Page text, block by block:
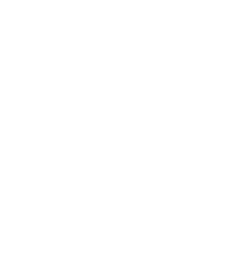
experiencia
usuarios de
23 de junio de
Cómo la IA
afectar a la
Lo que
tras la crisis
30 de julio de